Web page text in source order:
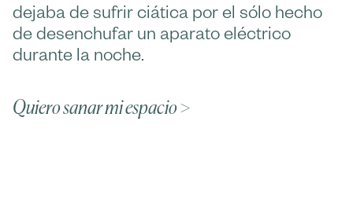
dejaba de sufrir ciática por el sólo hecho
de desenchufar un aparato eléctrico
durante la noche.
Quiero sanar mi espacio >